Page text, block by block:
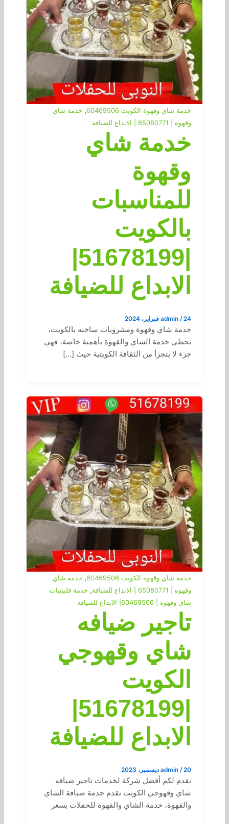
خدمة شاي وقهوة الكويت 60469506 , خدمة شاي
وقهوه | 65080771 | الابداع للضيافة
خدمة شاي
وقهوة
للمناسبات
بالكويت
|51678199|
الابداع للضيافة
admin /24 فبراير، 2024
خدمة شاي وقهوة ومشروبات ساخنه بالكويت،
تحظى خدمة الشاي والقهوة بأهمية خاصة، فهي
جزء لا يتجزأ من الثقافة الكويتية حيث […]
خدمة شاي وقهوة الكويت 60469506 , خدمة شاي
وقهوه | 65080771 | الابداع للضيافة
, خدمة فلبينيات
شاي وقهوه | 60469506| الابداع للضيافه
تاجير ضيافه
شاي وقهوجي
الكويت
|51678199|
الابداع للضيافة
admin /20 ديسمبر، 2023
نقدم لكم أفضل شركة لخدمات تاجير ضيافه
شاي وقهوجي الكويت تقدم خدمة ضيافة الشاي
والقهوة، خدمة الشاي والقهوة للحفلات بسعر